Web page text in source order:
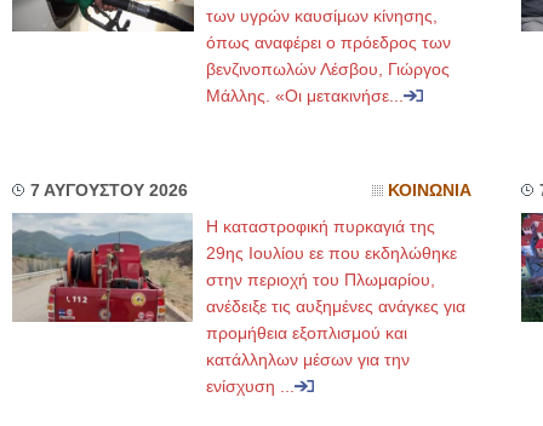
των υγρών καυσίμων κίνησης,
όπως αναφέρει ο πρόεδρος των
βενζινοπωλών Λέσβου, Γιώργος
Μάλλης. «Οι μετακινήσε...
7 ΑΥΓΟΥΣΤΟΥ 2026 ΚΟΙΝΩΝΙΑ
Η καταστροφική πυρκαγιά της
29ης Ιουλίου εε που εκδηλώθηκε
στην περιοχή του Πλωμαρίου,
ανέδειξε τις αυξημένες ανάγκες για
προμήθεια εξοπλισμού και
κατάλληλων μέσων για την
ενίσχυση ...